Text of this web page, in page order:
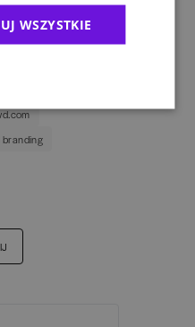
i poziomu
branding
WSZYSTKIE